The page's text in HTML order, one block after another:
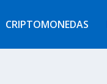
CRIPTOMONEDAS